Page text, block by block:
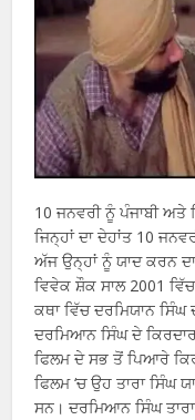
10 ਜਨਵਰੀ ਨੂੰ ਪੰਜਾਬੀ ਅਤੇ
ਜਿਨ੍ਹਾਂ ਦਾ ਦੇਹਾਂਤ 10
ਅੱਜ ਉਨ੍ਹਾਂ ਨੂੰ ਯਾਦ ਕਰਨ
ਵਿਵੇਕ ਸ਼ੌਕ ਸਾਲ 2001
ਕਥਾ ਵਿੱਚ ਦਰਮਿਯਾਨ
ਦਰਮਿਆਨ ਸਿੰਘ ਦੇ
ਫਿਲਮ ਦੇ ਸਭ ਤੋਂ ਪਿਆਰੇ
ਫਿਲਮ ‘ਚ ਉਹ ਤਾਰਾ ਸਿੰਘ
ਸਨ। ਦਰਮਿਆਨ ਸਿੰਘ